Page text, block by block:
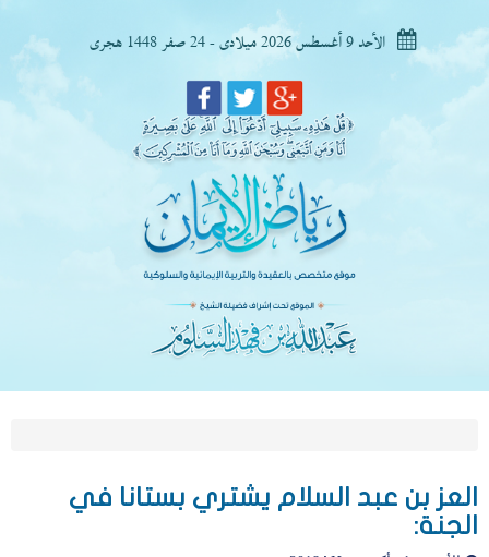
الأحد 9 أغسطس 2026 ميلادى - 24 صفر 1448 هجرى
العز بن عبد السلام يشتري بستانا في
الجنة: